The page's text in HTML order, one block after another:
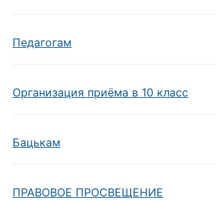
Педагогам
Организация приёма в 10 класс
Бацькам
ПРАВОВОЕ ПРОСВЕЩЕНИЕ